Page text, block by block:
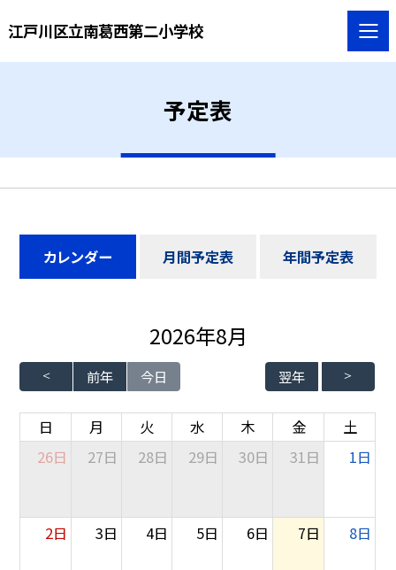
江戸川区立南葛西第二小学校
予定表
カレンダー 月間予定表 年間予定表
前年 今日
2026年8月
翌年
日 月 火 水 木 金
土
26日
27日 28日 29日 30日 31日 1日
2日 3日 4日 5日 6日 7日 8日